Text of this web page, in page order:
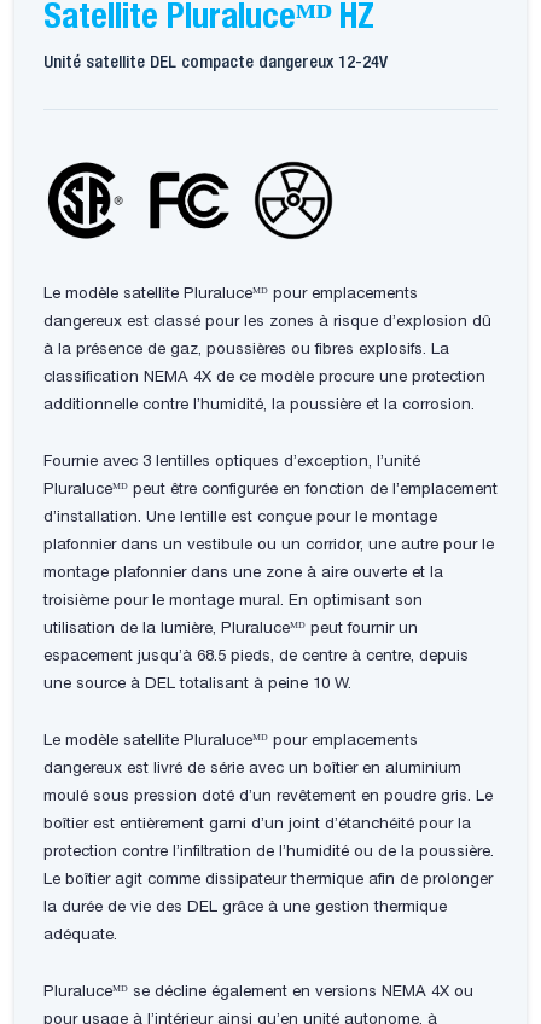
Satellite Pluraluceᴹᴰ HZ
Unité satellite DEL compacte dangereux 12-24V
Le modèle satellite Pluraluceᴹᴰ pour emplacements
dangereux est classé pour les zones à risque d’explosion dû
à la présence de gaz, poussières ou fibres explosifs. La
classification NEMA 4X de ce modèle procure une protection
additionnelle contre l’humidité, la poussière et la corrosion.
Fournie avec 3 lentilles optiques d’exception, l’unité
Pluraluceᴹᴰ peut être configurée en fonction de l’emplacement
d’installation. Une lentille est conçue pour le montage
plafonnier dans un vestibule ou un corridor, une autre pour le
montage plafonnier dans une zone à aire ouverte et la
troisième pour le montage mural. En optimisant son
utilisation de la lumière, Pluraluceᴹᴰ peut fournir un
espacement jusqu’à 68.5 pieds, de centre à centre, depuis
une source à DEL totalisant à peine 10 W.
Le modèle satellite Pluraluceᴹᴰ pour emplacements
dangereux est livré de série avec un boîtier en aluminium
moulé sous pression doté d’un revêtement en poudre gris. Le
boîtier est entièrement garni d’un joint d’étanchéité pour la
protection contre l’infiltration de l’humidité ou de la poussière.
Le boîtier agit comme dissipateur thermique afin de prolonger
la durée de vie des DEL grâce à une gestion thermique
adéquate.
Pluraluceᴹᴰ se décline également en versions NEMA 4X ou
pour usage à l’intérieur ainsi qu’en unité autonome, à